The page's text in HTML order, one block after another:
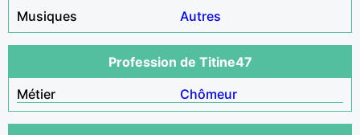
Musiques
Autres
Profession de Titine47
Métier
Chômeur